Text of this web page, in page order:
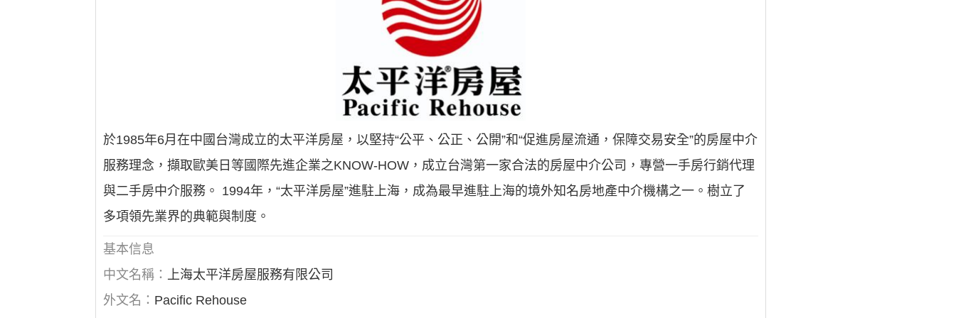
於1985年6月在中國台灣成立的太平洋房屋，以堅持“公平、公正、公開”和“促進房屋流通，保障交易安全”的房屋中介
服務理念，擷取歐美日等國際先進企業之KNOW-HOW，成立台灣第一家合法的房屋中介公司，專營一手房行銷代理
與二手房中介服務。 1994年，“太平洋房屋”進駐上海，成為最早進駐上海的境外知名房地產中介機構之一。樹立了
多項領先業界的典範與制度。
基本信息
中文名稱： 上海太平洋房屋服務有限公司
外文名： Pacific Rehouse